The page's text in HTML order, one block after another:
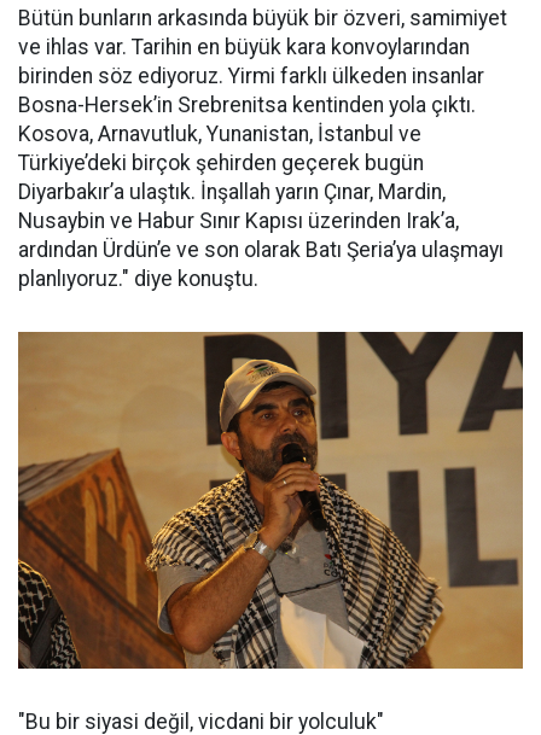
Bütün bunların arkasında büyük bir özveri, samimiyet
ve ihlas var. Tarihin en büyük kara konvoylarından
birinden söz ediyoruz. Yirmi farklı ülkeden insanlar
Bosna-Hersek’in Srebrenitsa kentinden yola çıktı.
Kosova, Arnavutluk, Yunanistan, İstanbul ve
Türkiye’deki birçok şehirden geçerek bugün
Diyarbakır’a ulaştık. İnşallah yarın Çınar, Mardin,
Nusaybin ve Habur Sınır Kapısı üzerinden Irak’a,
ardından Ürdün’e ve son olarak Batı Şeria’ya ulaşmayı
planlıyoruz." diye konuştu.
"Bu bir siyasi değil, vicdani bir yolculuk"